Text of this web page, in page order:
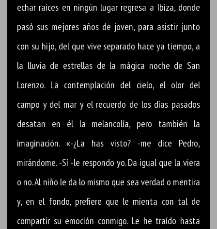
echar raíces en ningún lugar regresa a Ibiza, donde
pasó sus mejores años de joven, para asistir junto
con su hijo, del que vive separado hace ya tiempo, a
la lluvia de estrellas de la mágica noche de San
Lorenzo. La contemplación del cielo, el olor del
campo y del mar y el recuerdo de los días pasados
desatan en él la melancolía, pero también la
imaginación. «-¿La has visto? -me dice Pedro,
mirándome. -Sí -le respondo yo. Da igual que la viera
o no. Al niño le da lo mismo que sea verdad o mentira
y, en el fondo, prefiere que le mienta con tal de
compartir su emoción conmigo. Le he traído hasta